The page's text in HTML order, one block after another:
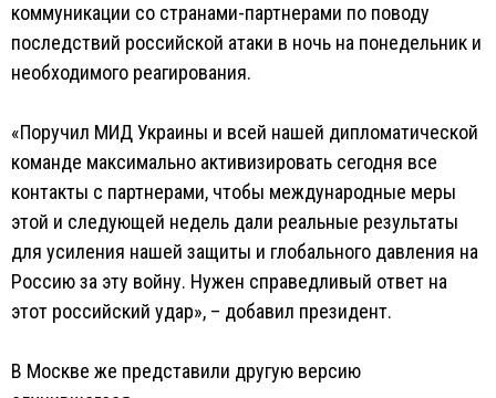
коммуникации со странами-партнерами по поводу
последствий российской атаки в ночь на понедельник и
необходимого реагирования.
«Поручил МИД Украины и всей нашей дипломатической
команде максимально активизировать сегодня все
контакты с партнерами, чтобы международные меры
этой и следующей недель дали реальные результаты
для усиления нашей защиты и глобального давления на
Россию за эту войну. Нужен справедливый ответ на
этот российский удар», – добавил президент.
В Москве же представили другую версию